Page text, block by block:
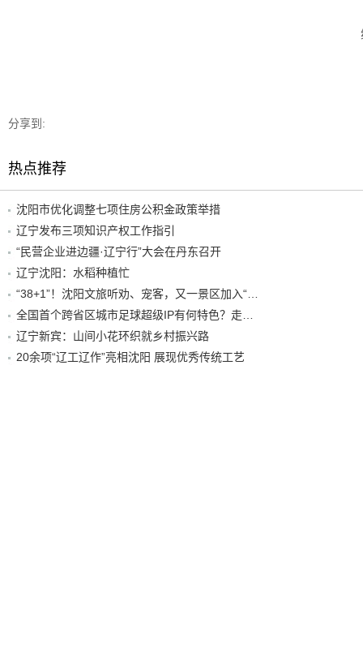
分享到:
热点推荐
沈阳市优化调整七项住房公积金政策举措
辽宁发布三项知识产权工作指引
“民营企业进边疆·辽宁行”大会在丹东召开
辽宁沈阳：水稻种植忙
辽宁新宾：山间小花环织就乡村振兴路
20余项“辽工辽作”亮相沈阳 展现优秀传统工艺